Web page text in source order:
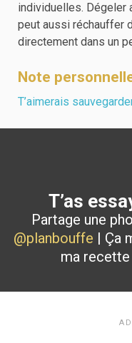
individuelles. Dégeler
peut aussi réchauffer
directement dans un
Note
T’aimerais
T’as
Partage une
@planbouffe | Ça
ma